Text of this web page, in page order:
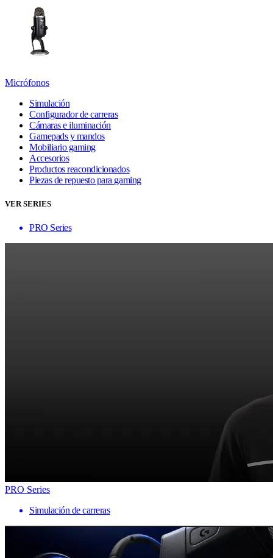
Micrófonos
Simulación
Configurador de carreras
Cámaras e iluminación
Gamepads y mandos
Mobiliario gaming
Accesorios
Productos reacondicionados
Piezas de repuesto para gaming
VER SERIES
PRO Series
PRO Series
Simulación de carreras